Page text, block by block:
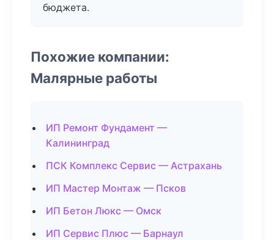
бюджета.
Похожие компании:
Малярные работы
ИП Ремонт Фундамент —
Калининград
ПСК Комплекс Сервис — Астрахань
ИП Мастер Монтаж — Псков
ИП Бетон Люкс — Омск
ИП Сервис Плюс — Барнаул